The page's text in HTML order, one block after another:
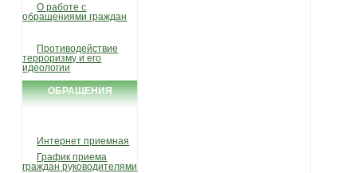
О работе с
обращениями граждан
Противодействие
терроризму и его
идеологии
ОБРАЩЕНИЯ
Интернет приемная
График приема
граждан руководителями